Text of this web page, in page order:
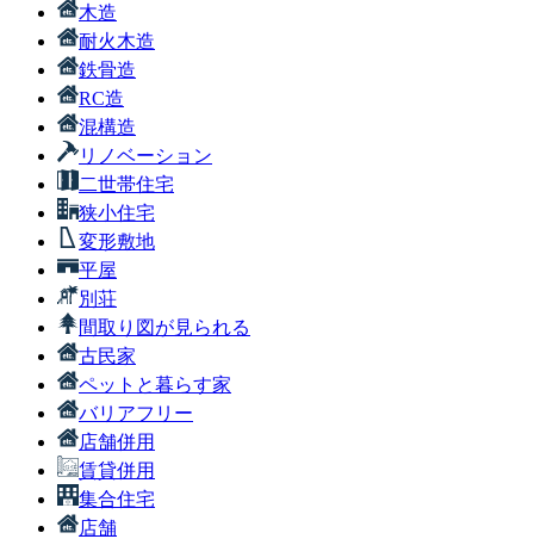
木造
耐火木造
鉄骨造
RC造
混構造
リノベーション
二世帯住宅
狭小住宅
変形敷地
平屋
別荘
間取り図が見られる
古民家
ペットと暮らす家
バリアフリー
店舗併用
賃貸併用
集合住宅
店舗